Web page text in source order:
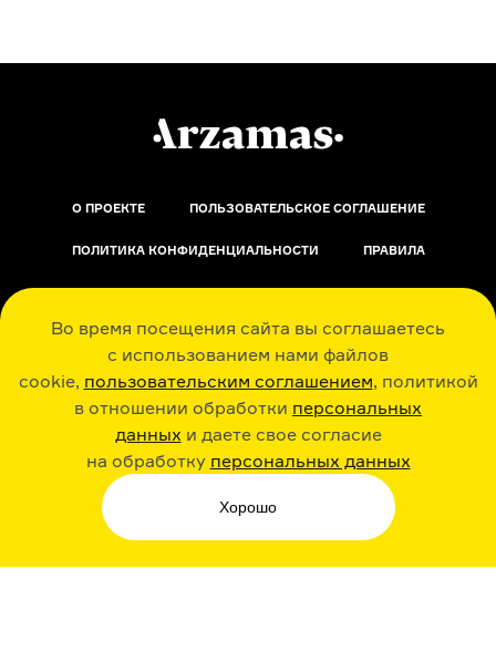
Во время посещения сайта вы соглашаетесь
с использованием нами файлов
cookie, пользовательским соглашением, политикой
в отношении обработки персональных
данных и даете свое согласие
на обработку персональных данных
Хорошо
О ПРОЕКТЕ ПОЛЬЗОВАТЕЛЬСКОЕ СОГЛАШЕНИЕ
ПОЛИТИКА КОНФИДЕНЦИАЛЬНОСТИ ПРАВИЛА
ОБРАТНАЯ СВЯЗЬ
РАДИО ARZAMAS ГУСЬГУСЬ
СТИКЕРЫ ARZAMAS